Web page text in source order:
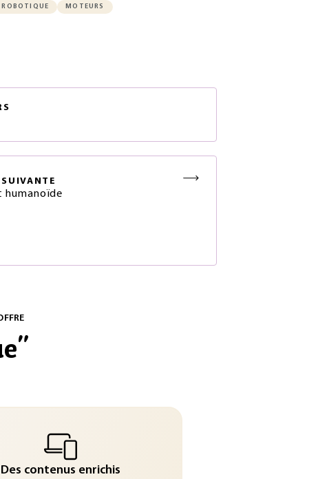
ROBOTIQUE
MOTEURS
SUIVANTE
humanoïde
"
Des contenus enrichis